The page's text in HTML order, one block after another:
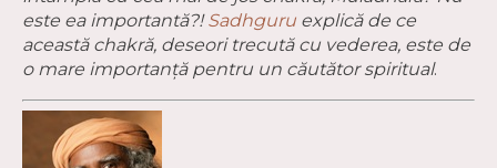
este ea importantă?!Sadhguru explică de ce
această chakră, deseori trecută cu vederea, este de
o mare importanță pentru un căutător spiritual.